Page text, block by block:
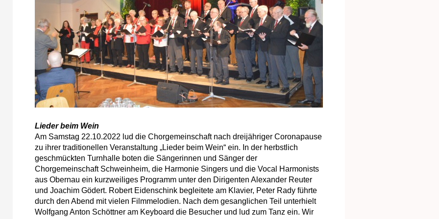
Lieder beim Wein
Am Samstag 22.10.2022 lud die Chorgemeinschaft nach dreijähriger Coronapause
zu ihrer traditionellen Veranstaltung „Lieder beim Wein“ ein. In der herbstlich
geschmückten Turnhalle boten die Sängerinnen und Sänger der
Chorgemeinschaft Schweinheim, die Harmonie Singers und die Vocal Harmonists
aus Obernau ein kurzweiliges Programm unter den Dirigenten Alexander Reuter
und Joachim Gödert. Robert Eidenschink begleitete am Klavier, Peter Rady führte
durch den Abend mit vielen Filmmelodien. Nach dem gesanglichen Teil unterhielt
Wolfgang Anton Schöttner am Keyboard die Besucher und lud zum Tanz ein. Wir